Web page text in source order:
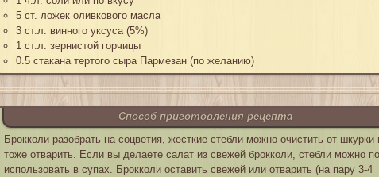
5 ст. ложек оливкового масла
3 ст.л. винного уксуса (5%)
1 ст.л. зернистой горчицы
0.5 стакана тертого сыра Пармезан (по желанию)
Способ приготовления рецепта
Брокколи разобрать на соцветия, жесткие стебли можно очистить от шкурки
тоже отварить. Если вы делаете салат из свежей брокколи, стебли можно
использовать в супах. Брокколи оставить свежей или отварить (на пару 3-4